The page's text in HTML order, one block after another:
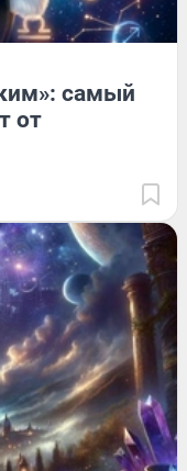
самый
от